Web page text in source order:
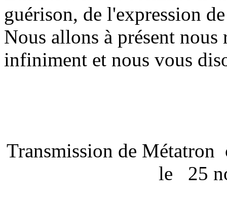
guérison, de l'expression
Nous allons à présent
infiniment et nous vous
Transmission de Métatron
le
25